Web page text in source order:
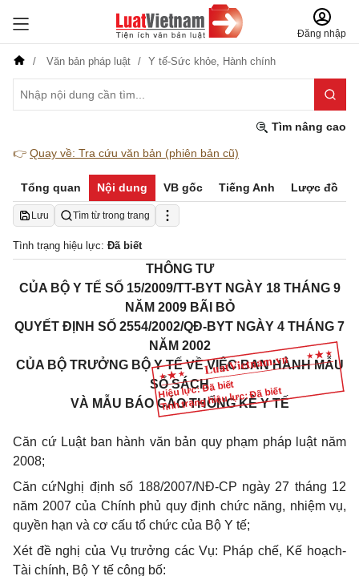
Đăng nhập
Văn bản pháp luật Y tế-Sức khỏe, Hành chính
Tìm nâng cao
👉 Quay về: Tra cứu văn bản (phiên bản cũ)
Tổng quan Nội dung VB gốc Tiếng Anh Lược đồ
Lưu Tìm từ trong trang
Tình trạng hiệu lực: Đã biết
Hiệu lực: Đã biết
Tình trạng hiệu lực: Đã biết
THÔNG TƯ
CỦA BỘ Y TẾ SỐ 15/2009/TT-BYT NGÀY 18 THÁNG 9
NĂM 2009 BÃI BỎ
QUYẾT ĐỊNH SỐ 2554/2002/QĐ-BYT NGÀY 4 THÁNG 7
NĂM 2002
CỦA BỘ TRƯỞNG BỘ Y TẾ VỀ VIỆC BAN HÀNH MẪU
SỔ SÁCH
VÀ MẪU BÁO CÁO THỐNG KÊ Y TẾ
Căn cứ Luật ban hành văn bản quy phạm pháp luật năm
2008;
Căn cứNghị định số 188/2007/NĐ-CP ngày 27 tháng 12
năm 2007 của Chính phủ quy định chức năng, nhiệm vụ,
quyền hạn và cơ cấu tổ chức của Bộ Y tế;
Xét đề nghị của Vụ trưởng các Vụ: Pháp chế, Kế hoạch-
Tài chính, Bộ Y tế công bố: